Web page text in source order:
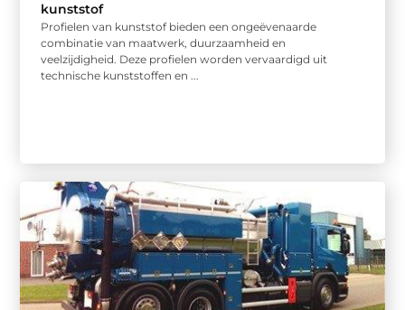
kunststof
Profielen van kunststof bieden een ongeëvenaarde
combinatie van maatwerk, duurzaamheid en
veelzijdigheid. Deze profielen worden vervaardigd uit
technische kunststoffen en ...